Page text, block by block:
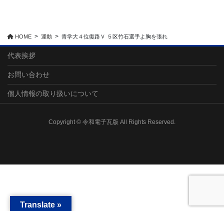
HOME 運動 青学大４位復路Ｖ ５区竹石選手よ胸を張れ
代表挨拶
お問い合わせ
個人情報の取り扱いについて
Copyright © 令和電子瓦版 All Rights Reserved.
Translate »